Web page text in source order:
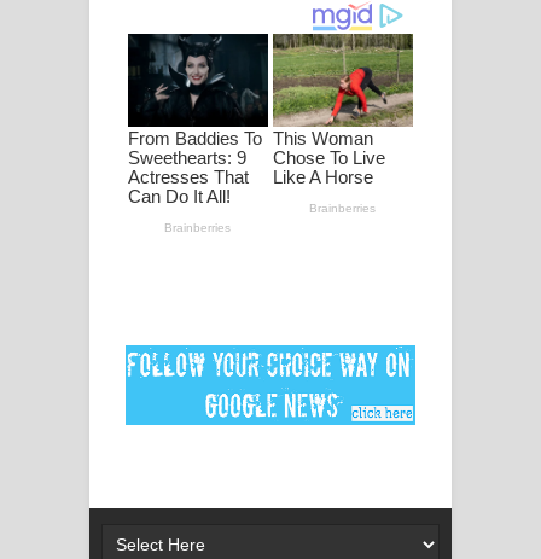
ඔබමයි මගේ ආදරේ ගීතයේ පද පෙළ
Pansal Gihin Song Lyrics - පන්සල් ගිහිං
ගීතයේ පද පෙළ
Ankeliya Song Lyrics - අංකෙළිය ගීතයේ
ගීතයේ පද පෙළ
MANAMALA KATHA Song Lyrics -
2026 football world cup song lyrics